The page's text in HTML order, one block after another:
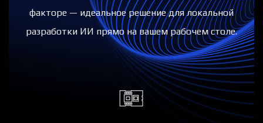
факторе — идеальное решение для локальной
разработки ИИ прямо на вашем рабочем столе.